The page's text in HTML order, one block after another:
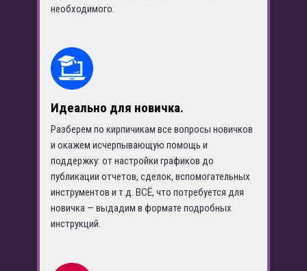
необходимого.
Идеально для новичка.
Разберем по кирпичикам все вопросы новичков
и окажем исчерпывающую помощь и
поддержку: от настройки графиков до
публикации отчетов, сделок, вспомогательных
инструментов и т.д. ВСЁ, что потребуется для
новичка — выдадим в формате подробных
инструкций.